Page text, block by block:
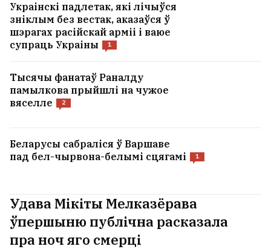
Украінскі падлетак, які лічыўся
зніклым без вестак, аказаўся ў
шэрагах расійскай арміі і ваюе
супраць Украіны
1
Тысячы фанатаў Раналду
памылкова прыйшлі на чужое
вяселле
2
Беларусы сабраліся ў Варшаве
пад бел-чырвона-белымі сцягамі
1
Удава Мікіты Мелказёрава
ўпершыню публічна расказала
пра ноч яго смерці